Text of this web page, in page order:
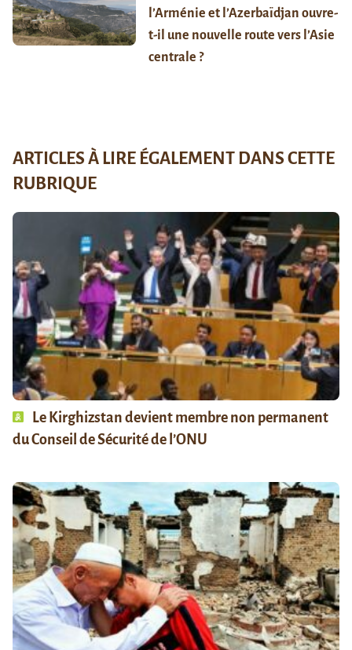
l’Arménie et l’Azerbaïdjan ouvre-
t-il une nouvelle route vers l’Asie
centrale ?
ARTICLES À LIRE ÉGALEMENT DANS CETTE
RUBRIQUE
Le Kirghizstan devient membre non permanent
du Conseil de Sécurité de l’ONU